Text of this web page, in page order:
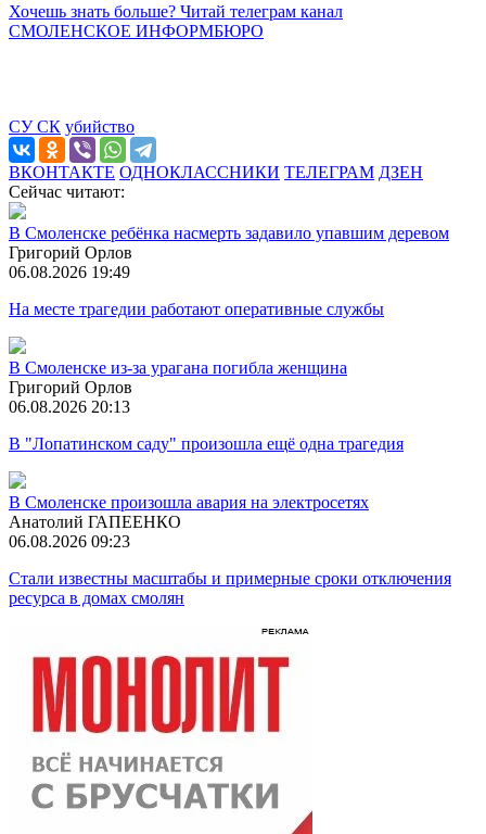
Хочешь знать больше? Читай телеграм канал
СМОЛЕНСКОЕ ИНФОРМБЮРО
СУ СК убийство
ВКОНТАКТЕ ОДНОКЛАССНИКИ ТЕЛЕГРАМ ДЗЕН
Сейчас читают:
В Смоленске ребёнка насмерть задавило упавшим деревом
Григорий Орлов
06.08.2026 19:49
На месте трагедии работают оперативные службы
В Смоленске из-за урагана погибла женщина
Григорий Орлов
06.08.2026 20:13
В "Лопатинском саду" произошла ещё одна трагедия
В Смоленске произошла авария на электросетях
Анатолий ГАПЕЕНКО
06.08.2026 09:23
Стали известны масштабы и примерные сроки отключения
ресурса в домах смолян